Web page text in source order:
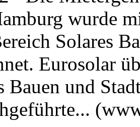
wurde
Solares
Eurosolar
Bauen und